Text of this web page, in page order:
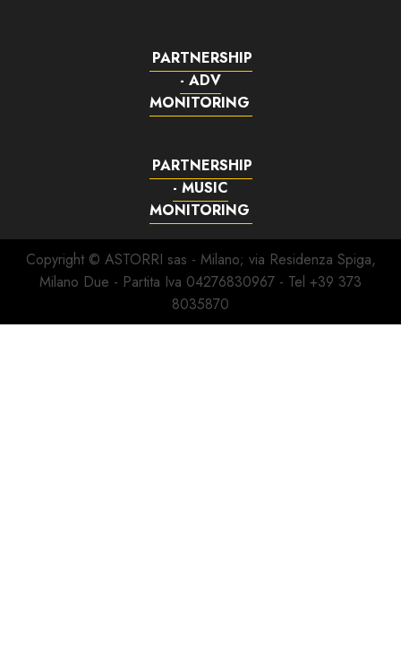
PARTNERSHIP
- ADV
MONITORING
PARTNERSHIP
- MUSIC
MONITORING
Copyright © ASTORRI sas - Milano; via Residenza Spiga,
Milano Due - Partita Iva 04276830967 - Tel +39 373
8035870